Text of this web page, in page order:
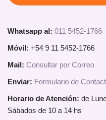
Whatsapp al: 011 5452-1766
Móvil: +54 9 11 5452-1766
Mail: Consultar por Correo
Enviar: Formulario de
Horario de Atención: de
Sábados de 10 a 14 hs